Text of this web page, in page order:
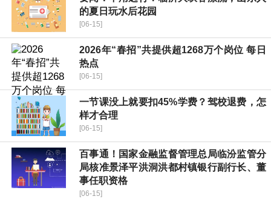
的夏日玩水后花园
[06-15]
2026年“春招”共提供超1268万个岗位 每日
热点
[06-15]
一节课没上就要扣45%学费？驾校退费，怎
样才合理
[06-15]
百事通！国家金融监督管理总局临汾监管分
局核准景泽平洪洞洪都村镇银行副行长、董
事任职资格
[06-15]